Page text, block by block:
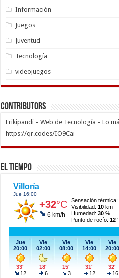
Información
Juegos
Juventud
Tecnología
videojuegos
Contributors
Frikipandi – Web de Tecnología – Lo
https://qr.codes/IO9Cai
El Tiempo